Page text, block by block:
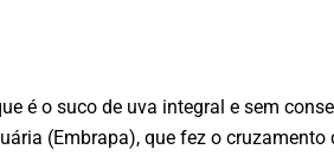
é o suco de uva integral e sem
(Embrapa), que fez o